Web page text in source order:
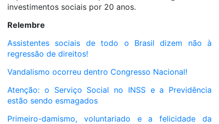
investimentos sociais por 20 anos.
Relembre
Assistentes sociais de todo o Brasil dizem não à
regressão de direitos!
Vandalismo ocorreu dentro Congresso Nacional!
Atenção: o Serviço Social no INSS e a Previdência
estão sendo esmagados
Primeiro-damismo, voluntariado e a felicidade da